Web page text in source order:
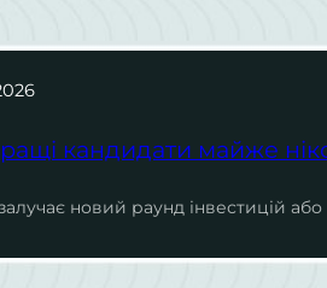
кандидати майже
новий раунд інвестицій